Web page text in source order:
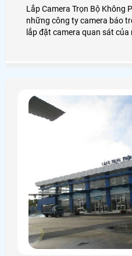
Lắp Camera Trọn Bộ Không
những công ty camera báo
lắp đặt camera quan sát